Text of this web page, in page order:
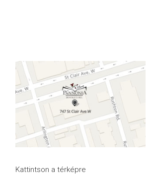
Kattintson a térképre